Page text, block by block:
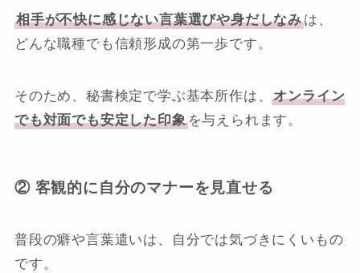
相手が不快に感じない言葉選びや身だしなみは、
どんな職種でも信頼形成の第一歩です。
そのため、秘書検定で学ぶ基本所作は、オンライン
でも対面でも安定した印象を与えられます。
② 客観的に自分のマナーを見直せる
普段の癖や言葉遣いは、自分では気づきにくいもの
です。